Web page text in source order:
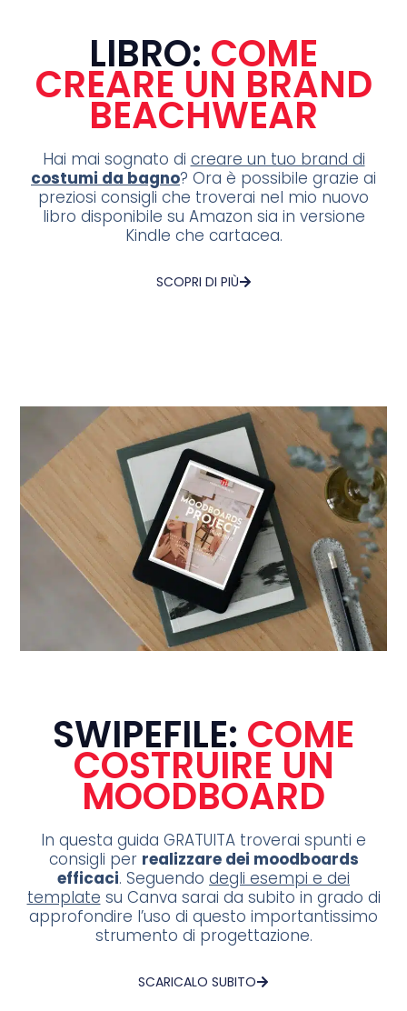
LIBRO: COME
CREARE UN BRAND
BEACHWEAR
Hai mai sognato di creare un tuo brand di
costumi da bagno? Ora è possibile grazie ai
preziosi consigli che troverai nel mio nuovo
libro disponibile su Amazon sia in versione
Kindle che cartacea.
SCOPRI DI PIÙ
SWIPEFILE: COME
COSTRUIRE UN
MOODBOARD
In questa guida GRATUITA troverai spunti e
consigli per realizzare dei moodboards
efficaci. Seguendo degli esempi e dei
template su Canva sarai da subito in grado di
approfondire l’uso di questo importantissimo
strumento di progettazione.
SCARICALO SUBITO